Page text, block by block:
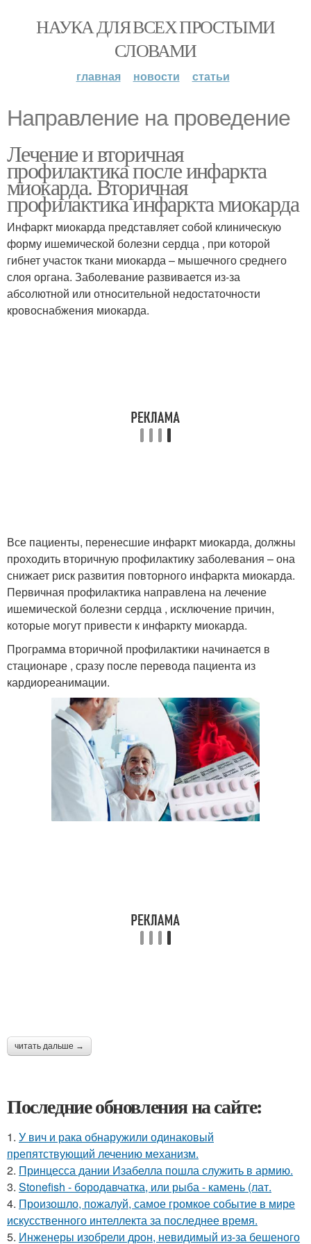
НАУКА ДЛЯ ВСЕХ ПРОСТЫМИ
СЛОВАМИ
главная новости статьи
Направление на проведение
Лечение и вторичная
профилактика после инфаркта
миокарда. Вторичная
профилактика инфаркта миокарда
Инфаркт миокарда представляет собой клиническую
форму ишемической болезни сердца , при которой
гибнет участок ткани миокарда – мышечного среднего
слоя органа. Заболевание развивается из-за
абсолютной или относительной недостаточности
кровоснабжения миокарда.
Все пациенты, перенесшие инфаркт миокарда, должны
проходить вторичную профилактику заболевания – она
снижает риск развития повторного инфаркта миокарда.
Первичная профилактика направлена на лечение
ишемической болезни сердца , исключение причин,
которые могут привести к инфаркту миокарда.
Программа вторичной профилактики начинается в
стационаре , сразу после перевода пациента из
кардиореанимации.
читать дальше →
Последние обновления на сайте:
1. У вич и рака обнаружили одинаковый
препятствующий лечению механизм.
2. Принцесса дании Изабелла пошла служить в армию.
3. Stonefish - бородавчатка, или рыба - камень (лат.
4. Произошло, пожалуй, самое громкое событие в мире
искусственного интеллекта за последнее время.
5. Инженеры изобрели дрон, невидимый из-за бешеного